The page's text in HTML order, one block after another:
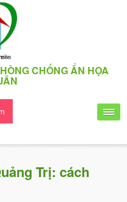
CHỐNG ẨN HỌA
Trị: cách